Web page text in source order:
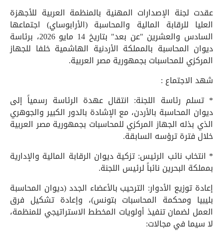
عقدت لجنة الإصدارات المهنية بالمنظمة العربية للأجهزة
العليا للرقابة المالية والمحاسبة (الأرابوساي) اجتماعها
السادس والعشرين "عن بعد" بتاريخ 14 مايو 2026، برئاسة
ديوان المحاسبة بالمملكة الأردنية الهاشمية خلفا للجهاز
المركزي للمحاسبات بجمهورية مصر العربية.
شهد الاجتماع :
* تسلم رئاسة اللجنة: انتقال عهدة الرئاسة رسمياً إلى
ديوان المحاسبة بالأردن، مع الإشادة بالدور الكبير والجوهري
الذي بذله الجهاز المركزي للمحاسبات بجمهورية مصر العربية
خلال فترة ترؤسه السابقة.
* انتخاب نائب الرئيس: تزكية ديوان الرقابة المالية والإدارية
بمملكة البحرين نائباً لرئيس اللجنة.
إعادة توزيع الأدوار: الترحيب بالأعضاء الجدد (ديوان المحاسبة
بليبيا ومحكمة المحاسبات بتونس)، وإعادة تشكيل فرق
العمل لضمان تنفيذ أولويات المخطط الاستراتيجي للمنظمة،
لا سيما في مجالات: